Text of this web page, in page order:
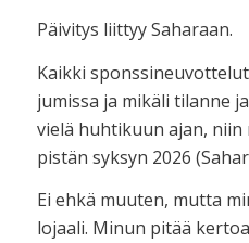
Päivitys liittyy Saharaan.
Kaikki
jumissa ja mikäli tilanne
vielä huhtikuun ajan, niin
pistän syksyn 2026
Ei ehkä muuten, mutta
lojaali. Minun pitää